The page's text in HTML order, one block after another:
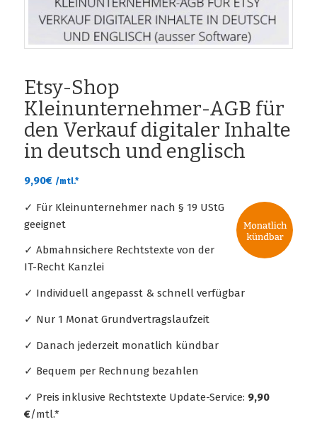
Etsy-Shop
Kleinunternehmer-AGB für
den Verkauf digitaler Inhalte
in deutsch und englisch
9,90€ /mtl.*
✓ Für Kleinunternehmer nach § 19 UStG
geeignet
✓ Abmahnsichere Rechtstexte von der
IT-Recht Kanzlei
✓ Individuell angepasst & schnell verfügbar
✓ Nur 1 Monat Grundvertragslaufzeit
✓ Danach jederzeit monatlich kündbar
✓ Bequem per Rechnung bezahlen
✓ Preis inklusive Rechtstexte Update-Service: 9,90
€/mtl.*